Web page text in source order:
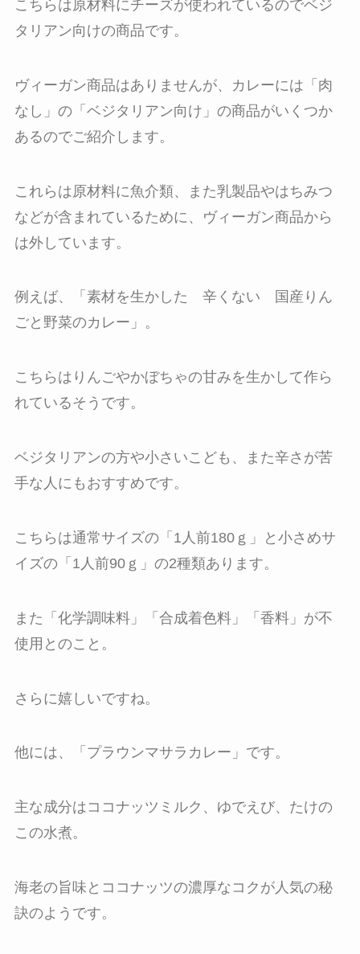
こちらは原材料にチーズが使われているのでベジ
タリアン向けの商品です。
ヴィーガン商品はありませんが、カレーには「肉
なし」の「ベジタリアン向け」の商品がいくつか
あるのでご紹介します。
これらは原材料に魚介類、また乳製品やはちみつ
などが含まれているために、ヴィーガン商品から
は外しています。
例えば、「素材を生かした 辛くない 国産りん
ごと野菜のカレー」。
こちらはりんごやかぼちゃの甘みを生かして作ら
れているそうです。
ベジタリアンの方や小さいこども、また辛さが苦
手な人にもおすすめです。
こちらは通常サイズの「1人前180ｇ」と小さめサ
イズの「1人前90ｇ」の2種類あります。
また「化学調味料」「合成着色料」「香料」が不
使用とのこと。
さらに嬉しいですね。
他には、「プラウンマサラカレー」です。
主な成分はココナッツミルク、ゆでえび、たけの
この水煮。
海老の旨味とココナッツの濃厚なコクが人気の秘
訣のようです。